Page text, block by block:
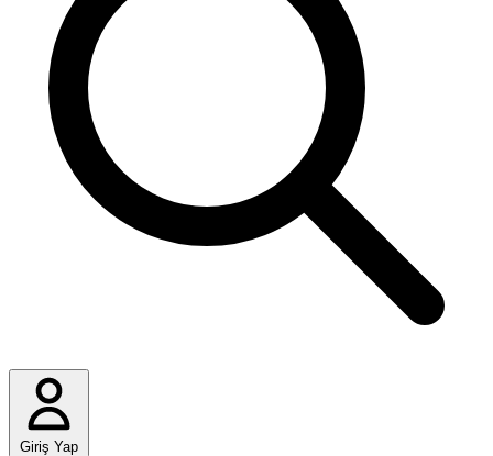
Giriş Yap